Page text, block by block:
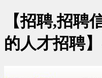
【招聘,招聘
的人才招聘